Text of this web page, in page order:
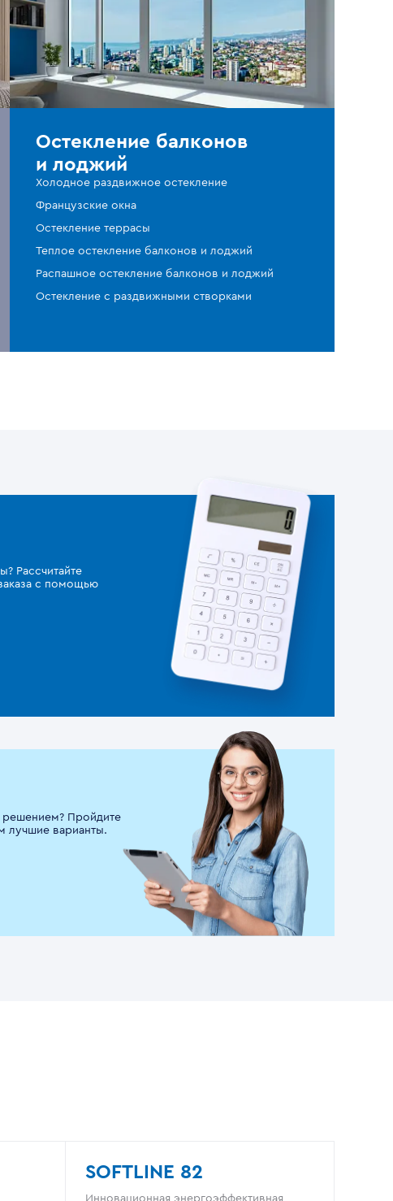
Остекление балконов
и лоджий
Холодное раздвижное остекление
Французские окна
Остекление террасы
Теплое остекление балконов и лоджий
Распашное остекление балконов и лоджий
Остекление с раздвижными створками
Рассчитайте
с помощью
Пройдите
лучшие варианты.
SOFTLINE 82
Инновационная энергоэффективная